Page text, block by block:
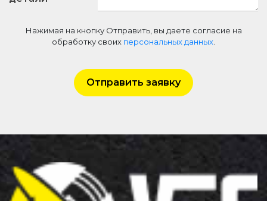
Нажимая на кнопку Отправить, вы даете согласие на
обработку своих персональных данных
Отправить заявку